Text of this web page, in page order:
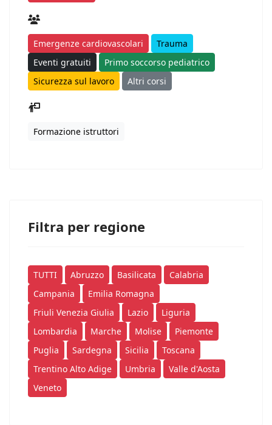
Emergenze cardiovascolari
Trauma
Eventi gratuiti
Primo soccorso pediatrico
Sicurezza sul lavoro
Altri corsi
Formazione istruttori
Filtra per regione
TUTTI Abruzzo Basilicata
Calabria
Campania
Emilia Romagna
Friuli Venezia Giulia
Lazio
Liguria
Lombardia
Marche Molise
Piemonte
Puglia
Sardegna Sicilia
Toscana
Trentino Alto Adige
Umbria
Valle d'Aosta
Veneto